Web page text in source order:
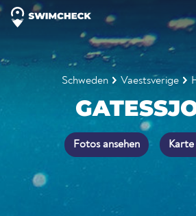
Schweden Vaestsverige
Fotos ansehen Karte